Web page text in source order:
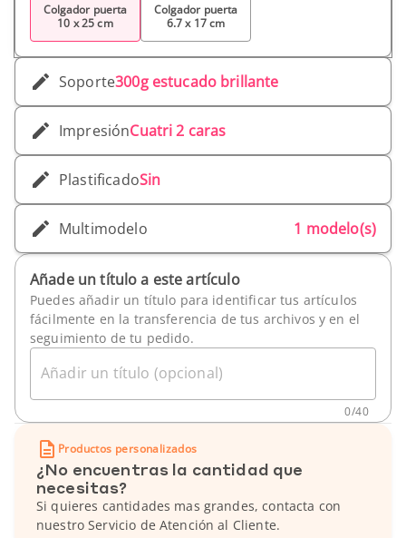
Colgador puerta
10 x 25 cm
Colgador puerta
6.7 x 17 cm
Soporte300g estucado brillante
ImpresiónCuatri 2 caras
PlastificadoSin
Multimodelo 1 modelo(s)
Añade un título a este artículo
Puedes añadir un título para identificar tus artículos
fácilmente en la transferencia de tus archivos y en el
seguimiento de tu pedido.
Añadir un título (opcional)
0/40
Productos personalizados
¿No encuentras la cantidad que
necesitas?
Si quieres cantidades mas grandes, contacta con
nuestro Servicio de Atención al Cliente.